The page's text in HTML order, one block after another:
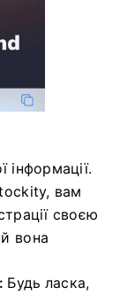
інформації.
вам
своєю
вона
Будь ласка,